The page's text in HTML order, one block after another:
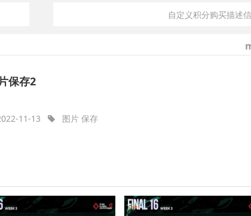
自定义积分购买描述
保存2
11-13 图片 保存